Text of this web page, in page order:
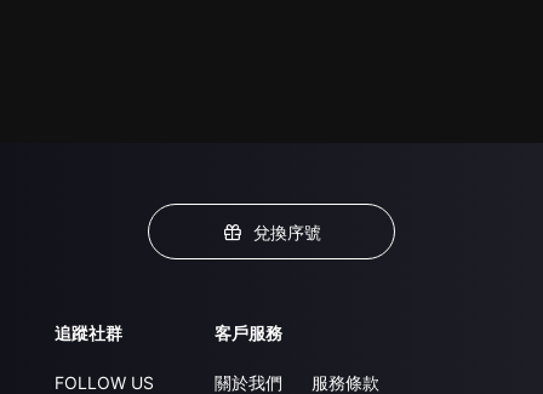
兌換序號
追蹤社群
FOLLOW US
客戶服務
關於我們
服務條款